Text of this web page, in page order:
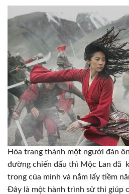
Hóa trang thành một người đàn
đường chiến đấu thì Mộc Lan đã
trong của mình và nắm lấy tiềm
Đây là một hành trình sử thi giúp